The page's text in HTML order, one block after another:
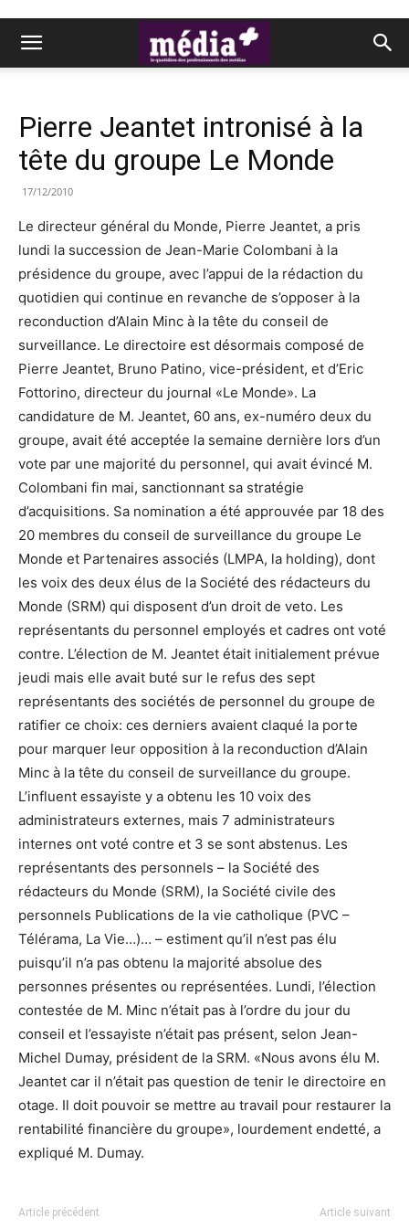
Pierre Jeantet intronisé à la
tête du groupe Le Monde
17/12/2010
Le directeur général du Monde, Pierre Jeantet, a pris
lundi la succession de Jean-Marie Colombani à la
présidence du groupe, avec l’appui de la rédaction du
quotidien qui continue en revanche de s’opposer à la
reconduction d’Alain Minc à la tête du conseil de
surveillance. Le directoire est désormais composé de
Pierre Jeantet, Bruno Patino, vice-président, et d’Eric
Fottorino, directeur du journal «Le Monde». La
candidature de M. Jeantet, 60 ans, ex-numéro deux du
groupe, avait été acceptée la semaine dernière lors d’un
vote par une majorité du personnel, qui avait évincé M.
Colombani fin mai, sanctionnant sa stratégie
d’acquisitions. Sa nomination a été approuvée par 18 des
20 membres du conseil de surveillance du groupe Le
Monde et Partenaires associés (LMPA, la holding), dont
les voix des deux élus de la Société des rédacteurs du
Monde (SRM) qui disposent d’un droit de veto. Les
représentants du personnel employés et cadres ont voté
contre. L’élection de M. Jeantet était initialement prévue
jeudi mais elle avait buté sur le refus des sept
représentants des sociétés de personnel du groupe de
ratifier ce choix: ces derniers avaient claqué la porte
pour marquer leur opposition à la reconduction d’Alain
Minc à la tête du conseil de surveillance du groupe.
L’influent essayiste y a obtenu les 10 voix des
administrateurs externes, mais 7 administrateurs
internes ont voté contre et 3 se sont abstenus. Les
représentants des personnels – la Société des
rédacteurs du Monde (SRM), la Société civile des
personnels Publications de la vie catholique (PVC –
Télérama, La Vie…)… – estiment qu’il n’est pas élu
puisqu’il n’a pas obtenu la majorité absolue des
personnes présentes ou représentées. Lundi, l’élection
contestée de M. Minc n’était pas à l’ordre du jour du
conseil et l’essayiste n’était pas présent, selon Jean-
Michel Dumay, président de la SRM. «Nous avons élu M.
Jeantet car il n’était pas question de tenir le directoire en
otage. Il doit pouvoir se mettre au travail pour restaurer la
rentabilité financière du groupe», lourdement endetté, a
expliqué M. Dumay.
Article précédent Article suivant